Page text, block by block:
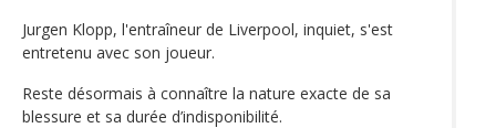
Jurgen Klopp, l'entraîneur de Liverpool, inquiet, s'est
entretenu avec son joueur.
Reste désormais à connaître la nature exacte de sa
blessure et sa durée d’indisponibilité.